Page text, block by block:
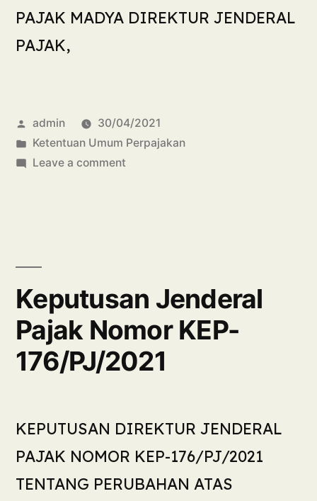
PAJAK MADYA DIREKTUR JENDERAL
PAJAK,
admin
30/04/2021
Ketentuan Umum Perpajakan
Leave a comment
Keputusan Jenderal
Pajak Nomor KEP-
176/PJ/2021
KEPUTUSAN DIREKTUR JENDERAL
PAJAK NOMOR KEP-176/PJ/2021
TENTANG PERUBAHAN ATAS